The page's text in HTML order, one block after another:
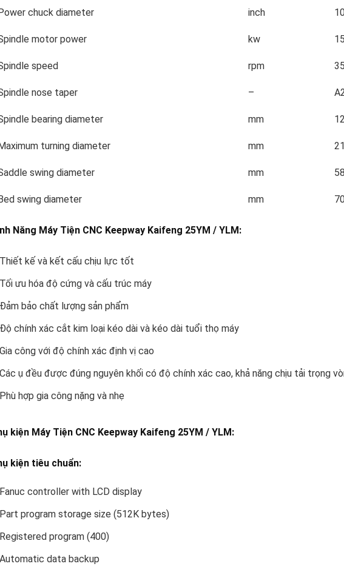
chuck diameter inch
motor power kw
speed rpm
nose taper –
bearing diameter mm
turning diameter mm
swing diameter mm
swing diameter mm
Năng Máy Tiện CNC Keepway Kaifeng 25YM / YLM:
Thiết kế và kết cấu chịu lực tốt
Tối ưu hóa độ cứng và cấu trúc máy
Đảm bảo chất lượng sản phẩm
Độ chính xác cắt kim loại kéo dài và kéo dài tuổi thọ máy
Gia công với độ chính xác định vị cao
Các ụ đều được đúng nguyên khối có độ chính xác cao, khả năng chịu tải trọng
Phù hợp gia công nặng và nhẹ
kiện Máy Tiện CNC Keepway Kaifeng 25YM / YLM:
kiện tiêu chuẩn:
Fanuc controller with LCD display
Part program storage size (512K bytes)
Registered program (400)
Automatic data backup